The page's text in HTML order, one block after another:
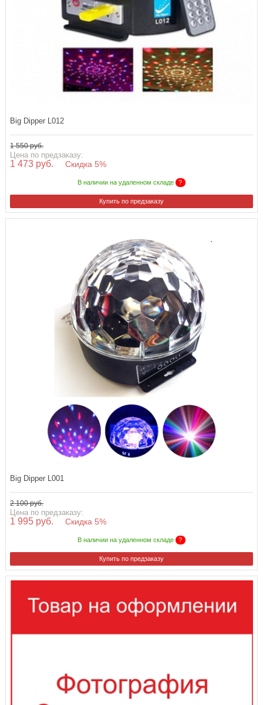
Big Dipper L012
1 550 руб.
Цена по предзаказу:
1 473 руб. Скидка 5%
В наличии на удаленном складе ?
Купить по предзаказу
Big Dipper L001
2 100 руб.
Цена по предзаказу:
1 995 руб. Скидка 5%
В наличии на удаленном складе ?
Купить по предзаказу